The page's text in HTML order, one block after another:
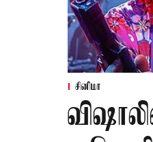
சினிமா